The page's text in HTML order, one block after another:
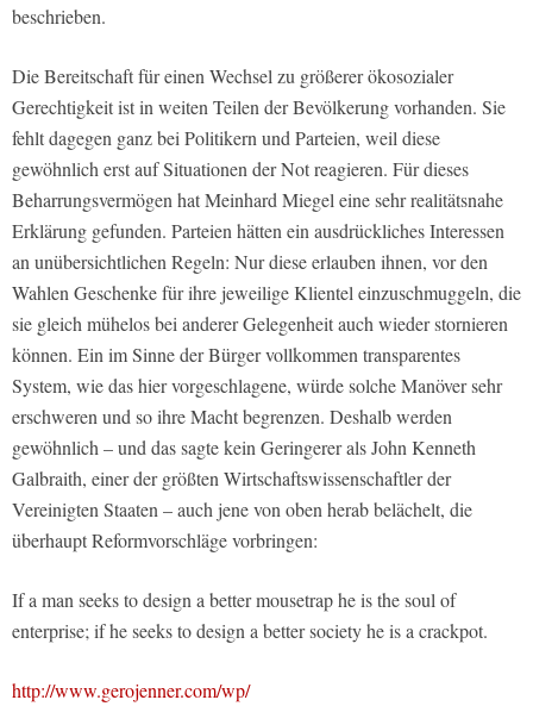
beschrieben.
Die Bereitschaft für einen Wechsel zu größerer ökosozialer
Gerechtigkeit ist in weiten Teilen der Bevölkerung vorhanden. Sie
fehlt dagegen ganz bei Politikern und Parteien, weil diese
gewöhnlich erst auf Situationen der Not reagieren. Für dieses
Beharrungsvermögen hat Meinhard Miegel eine sehr realitätsnahe
Erklärung gefunden. Parteien hätten ein ausdrückliches Interessen
an unübersichtlichen Regeln: Nur diese erlauben ihnen, vor den
Wahlen Geschenke für ihre jeweilige Klientel einzuschmuggeln, die
sie gleich mühelos bei anderer Gelegenheit auch wieder stornieren
können. Ein im Sinne der Bürger vollkommen transparentes
System, wie das hier vorgeschlagene, würde solche Manöver sehr
erschweren und so ihre Macht begrenzen. Deshalb werden
gewöhnlich – und das sagte kein Geringerer als John Kenneth
Galbraith, einer der größten Wirtschaftswissenschaftler der
Vereinigten Staaten – auch jene von oben herab belächelt, die
überhaupt Reformvorschläge vorbringen:
If a man seeks to design a better mousetrap he is the soul of
enterprise; if he seeks to design a better society he is a crackpot.
http://www.gerojenner.com/wp/